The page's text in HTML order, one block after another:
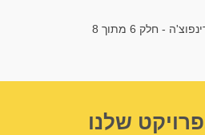
- חלק 6 מתוך 8
שלנו